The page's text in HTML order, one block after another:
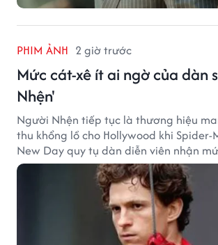
PHIM ẢNH 2 giờ trước
Mức cát-xê ít ai ngờ của dàn
Nhện'
Người Nhện tiếp tục là thương hiệu
thu khổng lồ cho Hollywood khi Spider-
New Day quy tụ dàn diễn viên nhận
hàng chục đến hàng trăm tỷ đồng.
vé của bộ phim cũng giúp nhiều ngôi
thu nhập đáng mơ ước.